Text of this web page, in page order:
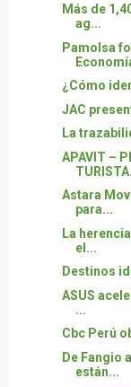
Más de
ag...
Pamolsa
¿Cómo
JAC
La
APAVIT –
Astara
para...
La
el...
Destinos
ASUS
...
Cbc Perú
De Fangio
están...